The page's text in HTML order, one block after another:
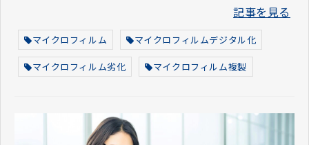
た
記事を見る
マイクロフィルム マイクロフィルムデジタル化
マイクロフィルム劣化 マイクロフィルム複製